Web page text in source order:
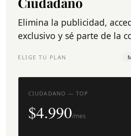
Elimina la publicidad,
exclusivo y sé parte de la
ELIGE TU PLAN
CIUDADANO — TOP
$4.990/mes